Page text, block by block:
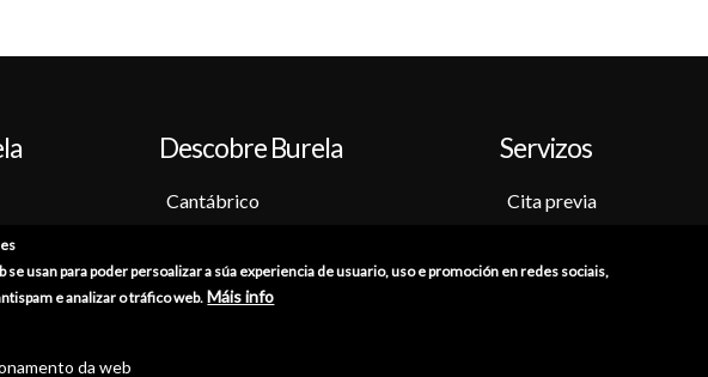
Descobre Burela
Cantábrico
Tradición
Festas
Servizos
Cita previa
Catálogo de trámites
se usan para poder persoalizar a súa experiencia de usuario, uso e promoción en redes sociais,
e analizar o tráfico web. Máis info
da web